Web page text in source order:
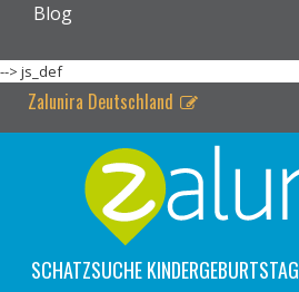
Blog
--> js_def
Zalunira Deutschland
SCHATZSUCHE KINDERGEBURTSTAG